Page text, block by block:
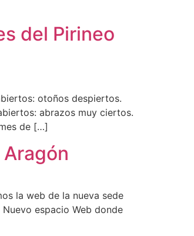
del Pirineo
otoños despiertos.
abrazos muy ciertos.
de […]
Aragón
la web de la nueva sede
espacio Web donde